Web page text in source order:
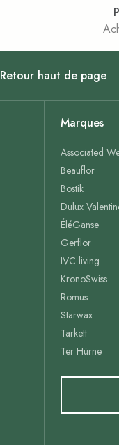
Retour haut de page
Marques
Associated
Beauflor
Bostik
Dulux
ÉléGanse
Gerflor
IVC living
KronoSwiss
Romus
Starwax
Tarkett
Ter Hürne